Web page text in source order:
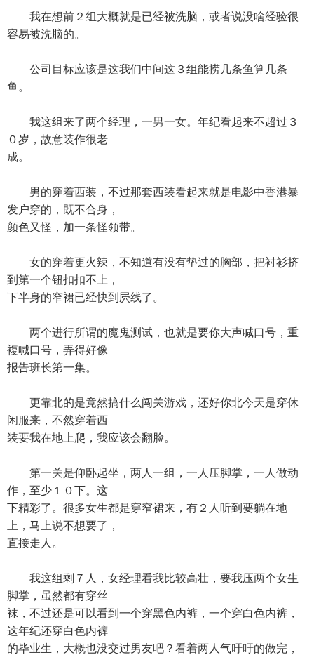
我在想前２组大概就是已经被洗脑，或者说没啥经验很
容易被洗脑的。
公司目标应该是这我们中间这３组能捞几条鱼算几条
鱼。
我这组来了两个经理，一男一女。年纪看起来不超过３
０岁，故意装作很老
成。
男的穿着西装，不过那套西装看起来就是电影中香港暴
发户穿的，既不合身，
颜色又怪，加一条怪领带。
女的穿着更火辣，不知道有没有垫过的胸部，把衬衫挤
到第一个钮扣扣不上，
下半身的窄裙已经快到屄线了。
两个进行所谓的魔鬼测试，也就是要你大声喊口号，重
複喊口号，弄得好像
报告班长第一集。
更靠北的是竟然搞什么闯关游戏，还好你北今天是穿休
闲服来，不然穿着西
装要我在地上爬，我应该会翻脸。
第一关是仰卧起坐，两人一组，一人压脚掌，一人做动
作，至少１０下。这
下精彩了。很多女生都是穿窄裙来，有２人听到要躺在地
上，马上说不想要了，
直接走人。
我这组剩７人，女经理看我比较高壮，要我压两个女生
脚掌，虽然都有穿丝
袜，不过还是可以看到一个穿黑色内裤，一个穿白色内裤，
这年纪还穿白色内裤
的毕业生，大概也没交过男友吧？看着两人气吁吁的做完，